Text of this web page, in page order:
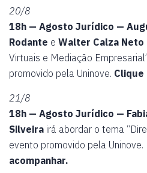
20/8
18h — Agosto Jurídico —
Rodante e Walter Calza Neto
Virtuais e Mediação
promovido pela Uninove. Clique
21/8
18h — Agosto Jurídico —
Silveira irá abordar o tema
evento promovido pela Uninove.
acompanhar.